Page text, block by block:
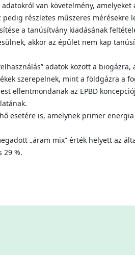
van követelmény, amelyeket
részletes műszeres mérésekre
a tanúsítvány kiadásának
akkor az épület nem kap
adatok között a
szerepelnek, mint a földgázra a
ellentmondanak az EPBD
esetére is, amelynek primer
„áram mix” érték helyett az
29 %.